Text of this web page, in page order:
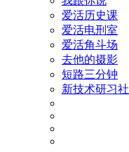
爱活历史课
爱活电刑室
爱活角斗场
去他的摄影
短路三分钟
新技术研习社